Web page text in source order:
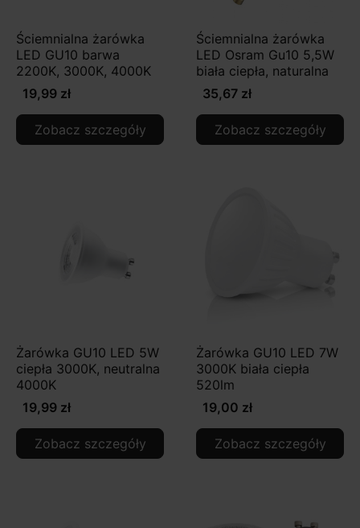
Ściemnialna żarówka
LED GU10 barwa
2200K, 3000K, 4000K
19,99 zł
Zobacz szczegóły
Ściemnialna żarówka
LED Osram Gu10 5,5W
biała ciepła, naturalna
35,67 zł
Zobacz szczegóły
Żarówka GU10 LED 5W
ciepła 3000K, neutralna
4000K
19,99 zł
Zobacz szczegóły
Żarówka GU10 LED 7W
3000K biała ciepła
520lm
19,00 zł
Zobacz szczegóły